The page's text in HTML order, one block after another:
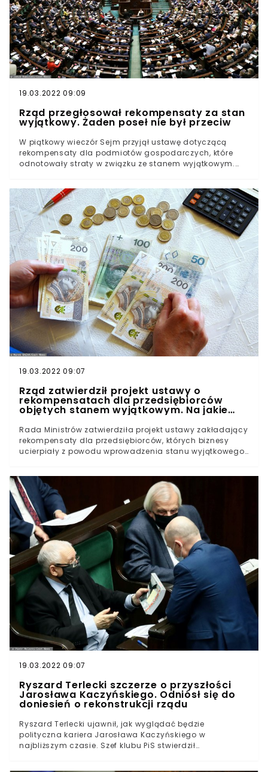
osoby związane z wymiarem sprawiedliwości. W związku
z protestem premier Mateusz Morawiecki spodziewać
może się zapchania skrzynki odbiorczej. Przygotowano
specjalną akcję.
19.03.2022 09:09
Rząd przegłosował rekompensaty za stan
wyjątkowy. Żaden poseł nie był przeciw
W piątkowy wieczór Sejm przyjął ustawę dotyczącą
rekompensaty dla podmiotów gospodarczych, które
odnotowały straty w związku ze stanem wyjątkowym.
sierpnia.Podczas głosowania nad projektem
rekompensaty dla przedsiębiorców w związku ze stanem
wyjątkowym na pasie granicznym z Białorusią "za"
ustawą opowiedziało się 445 posłów. Nikt nie wstrzymał
się od głosu. Nikt nie był przeciw.
19.03.2022 09:07
Rząd zatwierdził projekt ustawy o
rekompensatach dla przedsiębiorców
objętych stanem wyjątkowym. Na jakie
wsparcie mogą liczyć?
Rada Ministrów zatwierdziła projekt ustawy zakładający
rekompensaty dla przedsiębiorców, których biznesy
ucierpiały z powodu wprowadzenia stanu wyjątkowego.
przychodów.
19.03.2022 09:07
Ryszard Terlecki szczerze o przyszłości
Jarosława Kaczyńskiego. Odniósł się do
doniesień o rekonstrukcji rządu
Ryszard Terlecki ujawnił, jak wyglądać będzie
polityczna kariera Jarosława Kaczyńskiego w
najbliższym czasie. Szef klubu PiS stwierdził